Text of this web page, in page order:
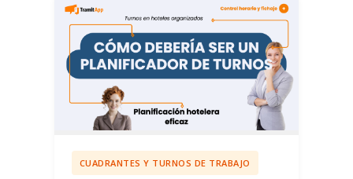
CUADRANTES Y TURNOS DE TRABAJO